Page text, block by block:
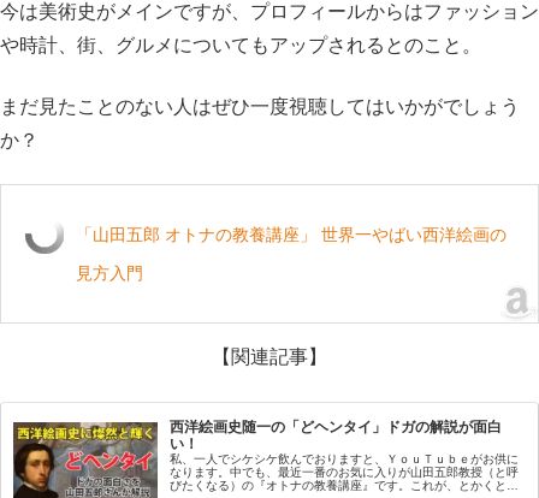
今は美術史がメインですが、プロフィールからはファッション
や時計、街、グルメについてもアップされるとのこと。
まだ見たことのない人はぜひ一度視聴してはいかがでしょう
か？
「山田五郎 オトナの教養講座」 世界一やばい西洋絵画の
見方入門
【関連記事】
西洋絵画史随一の「どヘンタイ」ドガの解説が面白
い！
私、一人でシケシケ飲んでおりますと、ＹｏｕＴｕｂｅがお供に
なります。中でも、最近一番のお気に入りが山田五郎教授（と呼
びたくなる）の『オトナの教養講座』です。これが、とかくとっ